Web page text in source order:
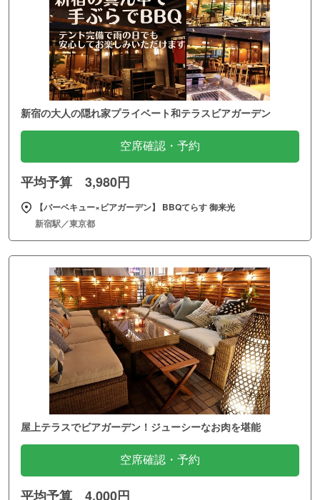
新宿の大人の隠れ家プライベート和テラスビアガーデン
空席確認・予約
平均予算 3,980円
【バーベキュー×ビアガーデン】 BBQてらす 御来光
新宿駅／東京都
屋上テラスでビアガーデン！ジューシーなお肉を堪能
空席確認・予約
平均予算 4,000円